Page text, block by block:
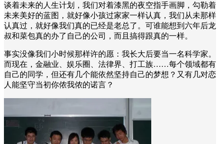
谈着未来的人生计划，我们对着漆黑的夜空指手画脚，勾勒着
未来美好的蓝图，就好像小孩过家家一样认真，我们从未那样
认真过，就好像我们真的已经是老总了。可谁能想到六年后龙
叔和菜包真的办了自己的公司，而且搞得跟真的一样。
事实没像我们小时候那样许的愿：我长大后要当一名科学家。
而现在，金融业、娱乐圈、法律界、打工族……每个领域都有
自己的同学，但还有几个能依然坚持自己的梦想？又有几对恋
人能坚守当初你侬我侬的诺言？